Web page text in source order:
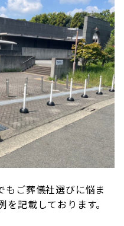
もご葬儀社選びに悩ま
記載しております。